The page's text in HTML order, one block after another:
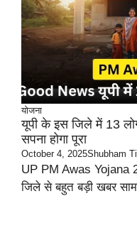
योजना
यूपी के इस जिले में 13
सपना होगा पूरा
October 4, 2025Shubham
UP PM Awas Yojana
जिले से बहुत बड़ी खबर